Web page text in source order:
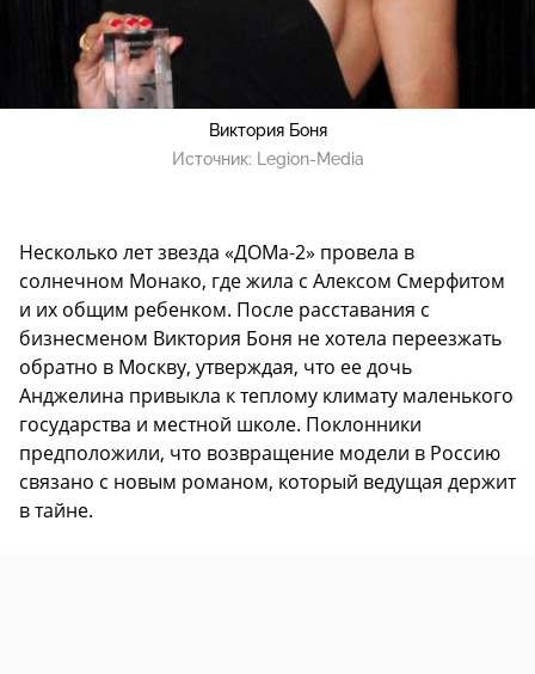
Виктория Боня
Источник:
Legion-Media
Несколько лет звезда «ДОМа-2» провела в
солнечном Монако, где жила с Алексом Смерфитом
и их общим ребенком. После расставания с
бизнесменом Виктория Боня не хотела переезжать
обратно в Москву, утверждая, что ее дочь
Анджелина привыкла к теплому климату маленького
государства и местной школе. Поклонники
предположили, что возвращение модели в Россию
связано с новым романом, который ведущая держит
в тайне.